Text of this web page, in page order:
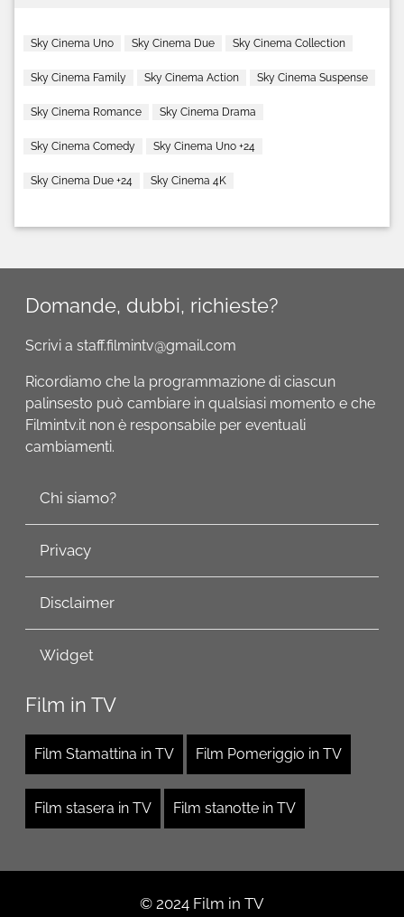
Sky Cinema Uno Sky Cinema Due Sky Cinema Collection
Sky Cinema Family Sky Cinema Action Sky Cinema Suspense
Sky Cinema Romance Sky Cinema Drama
Sky Cinema Comedy Sky Cinema Uno +24
Sky Cinema Due +24 Sky Cinema 4K
Domande, dubbi, richieste?
Scrivi a staff.filmintv@gmail.com
Ricordiamo che la programmazione di ciascun
palinsesto può cambiare in qualsiasi momento e che
Filmintv.it non è responsabile per eventuali
cambiamenti.
Chi siamo?
Privacy
Disclaimer
Widget
Film in TV
Film Stamattina in TV Film Pomeriggio in TV
Film stasera in TV Film stanotte in TV
© 2024 Film in TV